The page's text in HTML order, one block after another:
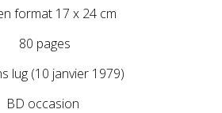
format 17 x 24 cm
80 pages
lug (10 janvier 1979)
BD occasion